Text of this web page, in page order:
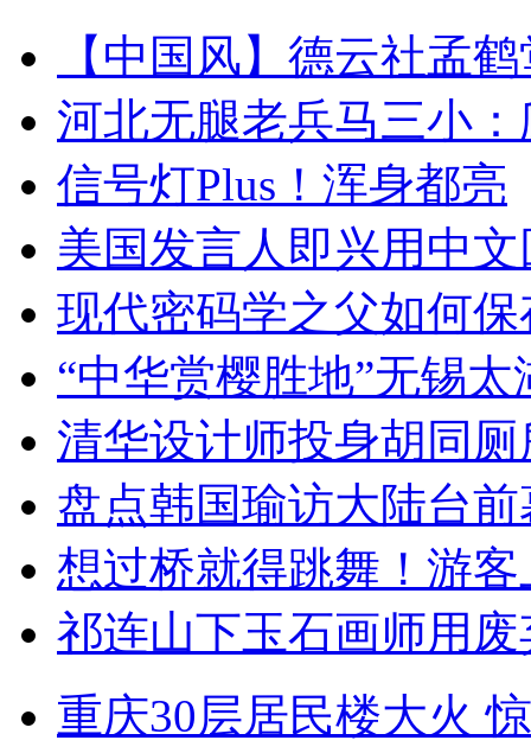
【中国风】德云社孟
河北无腿老兵马三小
信号灯Plus！浑身都亮
美国发言人即兴用中
现代密码学之父如何
“中华赏樱胜地”无锡
清华设计师投身胡同
盘点韩国瑜访大陆台
想过桥就得跳舞！游客
祁连山下玉石画师用
重庆30层居民楼大火